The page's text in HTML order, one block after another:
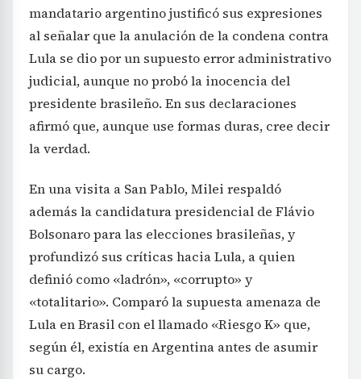
mandatario argentino justificó sus expresiones
al señalar que la anulación de la condena contra
Lula se dio por un supuesto error administrativo
judicial, aunque no probó la inocencia del
presidente brasileño. En sus declaraciones
afirmó que, aunque use formas duras, cree decir
la verdad.
En una visita a San Pablo, Milei respaldó
además la candidatura presidencial de Flávio
Bolsonaro para las elecciones brasileñas, y
profundizó sus críticas hacia Lula, a quien
definió como «ladrón», «corrupto» y
«totalitario». Comparó la supuesta amenaza de
Lula en Brasil con el llamado «Riesgo K» que,
según él, existía en Argentina antes de asumir
su cargo.